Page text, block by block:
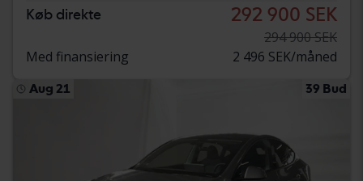
Køb direkte 292 900 SEK
294 900 SEK
Med finansiering
2 496 SEK/måned
Aug 21 39 Bud